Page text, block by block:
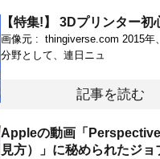
【特集!】 3Dプリンター初
画像元 : thingiverse.com 2015年
分野として、連日ニュ
記事を読む
Appleの動画「
見方）」に秘められたジョ